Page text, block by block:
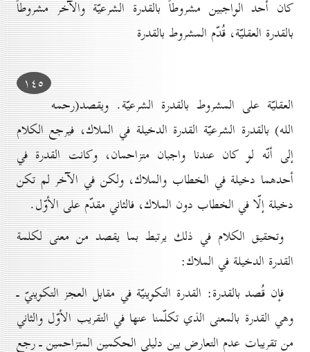
كان أحد الواجبين مشروطاً بالقدرة الشرعيّة والآخر مشروطاً
بالقدرة العقليّة، قُدّم المشروط بالقدرة
۱٤٥
العقليّة على المشروط بالقدرة الشرعيّة. ويقصد(رحمه
الله) بالقدرة الشرعيّة القدرة الدخيلة في الملاك، فيرجع الكلام
إلى أنّه لو كان عندنا واجبان متزاحمان، وكانت القدرة في
أحدهما دخيلة في الخطاب والملاك، ولكن في الآخر لم تكن
دخيلة إلّا في الخطاب دون الملاك، فالثاني مقدّم على الأوّل.
وتحقيق الكلام في ذلك يرتبط بما يقصد من معنى لكلمة
القدرة الدخيلة في الملاك:
فإن قُصد بالقدرة: القدرة التكوينيّة في مقابل العجز التكوينيّ ـ
وهي القدرة بالمعنى الذي تكلّمنا عنها في التقريب الأوّل والثاني
من تقريبات عدم التعارض بين دليلي الحكمين المتزاحمين ـ رجع